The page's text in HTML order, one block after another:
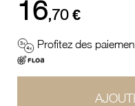
16,70 €
Profitez des